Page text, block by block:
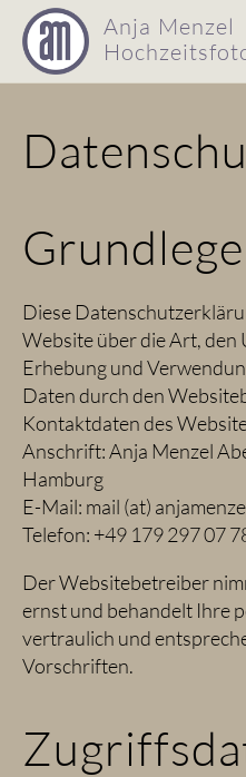
Hochzeitsfotografie
Menzel
Anja Menzel
Diese
Website über die Art, den
Erhebung und
Daten durch den
Kontaktdaten des
Anschrift: Anja Menzel
Hamburg
E-Mail: mail (at)
Telefon: +49 179 297 07
Der Websitebetreiber
ernst und behandelt Ihre
vertraulich und
Vorschriften.